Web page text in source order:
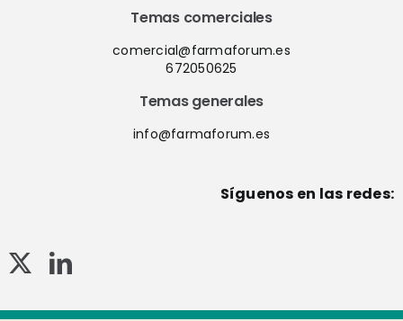
Temas comerciales
comercial@farmaforum.es
672050625
Temas generales
info@farmaforum.es
Síguenos en las redes: